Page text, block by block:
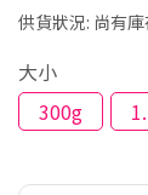
供貨狀況: 尚有
大小
300g